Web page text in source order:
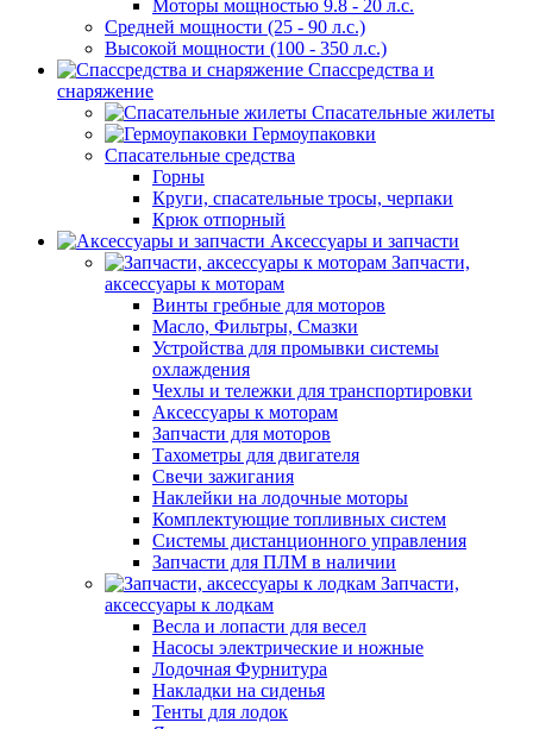
Моторы мощностью 9.8 - 20 л.с.
Средней мощности (25 - 90 л.с.)
Высокой мощности (100 - 350 л.с.)
Спассредства и
снаряжение
Спасательные жилеты
Гермоупаковки
Спасательные средства
Горны
Круги, спасательные тросы, черпаки
Крюк отпорный
Аксессуары и запчасти
Запчасти,
аксессуары к моторам
Винты гребные для моторов
Масло, Фильтры, Смазки
Устройства для промывки системы
охлаждения
Чехлы и тележки для транспортировки
Аксессуары к моторам
Запчасти для моторов
Тахометры для двигателя
Свечи зажигания
Наклейки на лодочные моторы
Комплектующие топливных систем
Системы дистанционного управления
Запчасти для ПЛМ в наличии
Запчасти,
аксессуары к лодкам
Весла и лопасти для весел
Насосы электрические и ножные
Лодочная Фурнитура
Накладки на сиденья
Тенты для лодок